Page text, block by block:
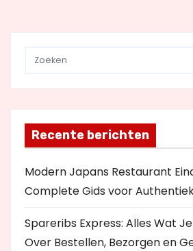
Recente berichten
Modern Japans Restaurant
Complete Gids voor
Spareribs Express: Alles Wat
Over Bestellen, Bezorgen en